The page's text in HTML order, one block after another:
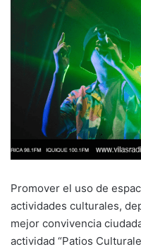
Promover el uso de
actividades culturales,
mejor convivencia
actividad “Patios